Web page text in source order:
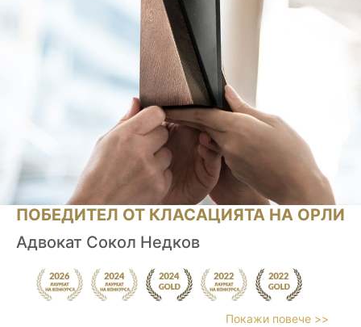
ПОБЕДИТЕЛ ОТ КЛАСАЦИЯТА НА ОРЛИ
Адвокат Сокол Недков
Покажи повече >>